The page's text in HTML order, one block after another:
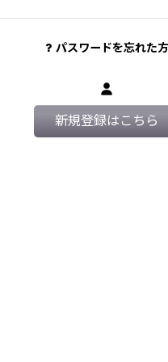
パスワードを忘れた方
新規登録はこちら